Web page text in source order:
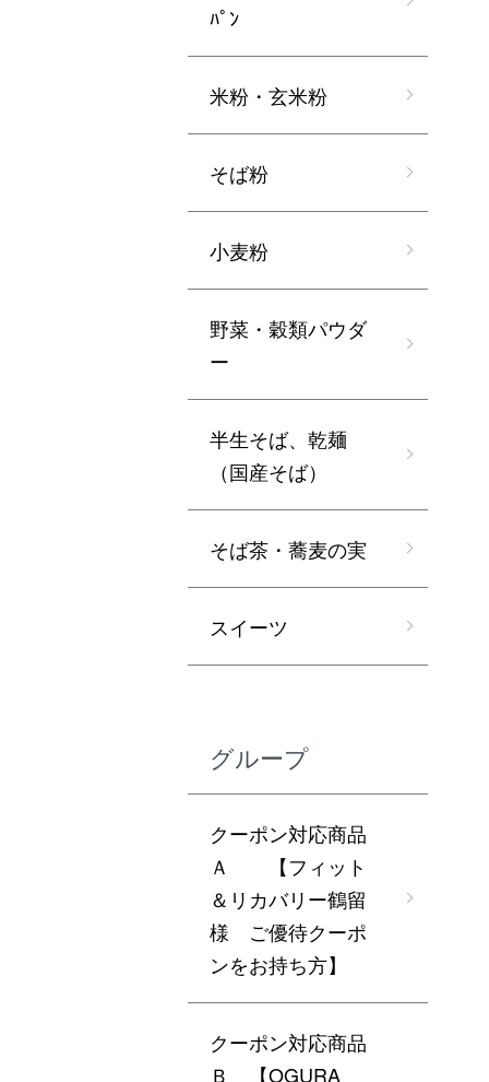
ﾊﾟﾝ
米粉・玄米粉
そば粉
小麦粉
野菜・穀類パウダ
ー
半生そば、乾麺
（国産そば）
そば茶・蕎麦の実
スイーツ
グループ
クーポン対応商品
Ａ 【フィット
＆リカバリー鶴留
様 ご優待クーポ
ンをお持ち方】
クーポン対応商品
Ｂ 【OGURA